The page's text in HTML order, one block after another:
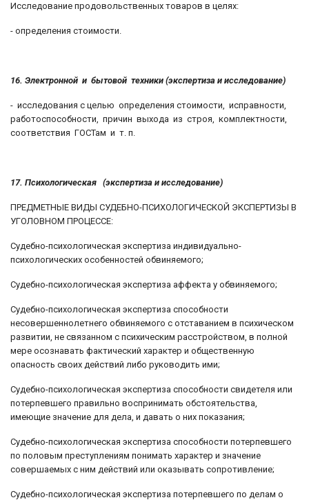
Исследование продовольственных товаров в целях:
- определения стоимости.
16. Электронной и бытовой техники (экспертиза и исследование)
- исследования с целью определения стоимости, исправности,
работоспособности, причин выхода из строя, комплектности,
соответствия ГОСТам и т. п.
17. Психологическая (экспертиза и исследование)
ПРЕДМЕТНЫЕ ВИДЫ СУДЕБНО-ПСИХОЛОГИЧЕСКОЙ ЭКСПЕРТИЗЫ В
УГОЛОВНОМ ПРОЦЕССЕ:
Судебно-психологическая экспертиза индивидуально-
психологических особенностей обвиняемого;
Судебно-психологическая экспертиза аффекта у обвиняемого;
Судебно-психологическая экспертиза способности
несовершеннолетнего обвиняемого с отставанием в психическом
развитии, не связанном с психическим расстройством, в полной
мере осознавать фактический характер и общественную
опасность своих действий либо руководить ими;
Судебно-психологическая экспертиза способности свидетеля или
потерпевшего правильно воспринимать обстоятельства,
имеющие значение для дела, и давать о них показания;
Судебно-психологическая экспертиза способности потерпевшего
по половым преступлениям понимать характер и значение
совершаемых с ним действий или оказывать сопротивление;
Судебно-психологическая экспертиза потерпевшего по делам о